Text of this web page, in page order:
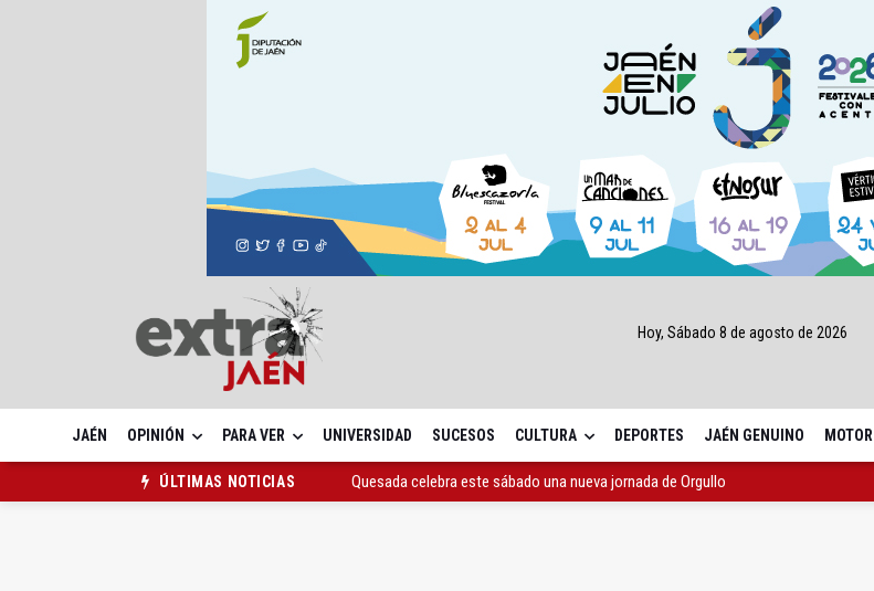
Hoy, Sábado 8 de agosto de 2026
JAÉN OPINIÓN PARA VER UNIVERSIDAD SUCESOS CULTURA DEPORTES JAÉN GENUINO MOTOR
ÚLTIMAS NOTICIAS
Quesada celebra este sábado una nueva jornada de Orgullo